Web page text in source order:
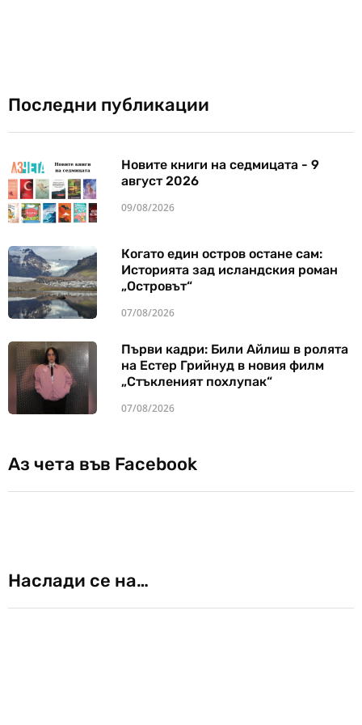
Последни публикации
Новите книги на седмицата - 9
август 2026
09/08/2026
Когато един остров остане сам:
Историята зад исландския роман
„Островът“
07/08/2026
Първи кадри: Били Айлиш в ролята
на Естер Грийнуд в новия филм
„Стъкленият похлупак“
07/08/2026
Аз чета във Facebook
Наслади се на…